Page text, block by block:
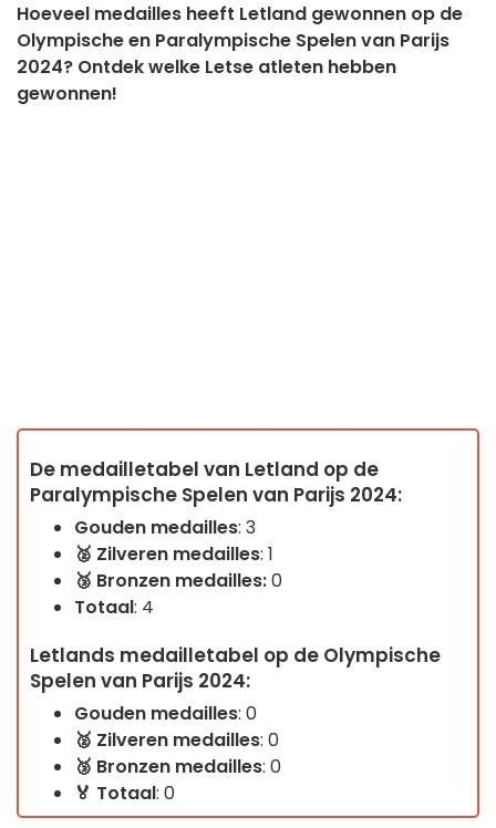
Hoeveel medailles heeft Letland gewonnen op de
Olympische en Paralympische Spelen van Parijs
2024? Ontdek welke Letse atleten hebben
gewonnen!
De medailletabel van Letland op de
Paralympische Spelen van Parijs 2024:
Gouden medailles: 3
🥈 Zilveren medailles: 1
🥉 Bronzen medailles:0
Totaal: 4
Letlands medailletabel op de Olympische
Spelen van Parijs 2024:
Gouden medailles: 0
🥈 Zilveren medailles: 0
🥉 Bronzen medailles: 0
🏅 Totaal: 0